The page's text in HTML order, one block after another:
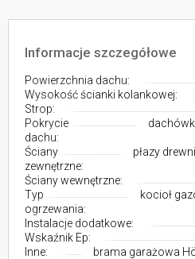
Informacje szczegółowe
Powierzchnia dachu:
Wysokość ścianki kolankowej:
Strop:
Pokrycie
dachu:
Ściany
zewnętrzne:
płazy
Ściany wewnętrzne:
Typ
ogrzewania:
kocioł
Instalacje dodatkowe:
Wskaźnik Ep:
Inne:
brama garażowa